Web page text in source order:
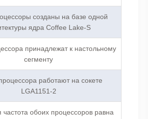
созданы на базе одной
ядра Coffee Lake-S
принадлежат к настольному
сегменту
работают на сокете
LGA1151-2
частота обоих процессоров равна